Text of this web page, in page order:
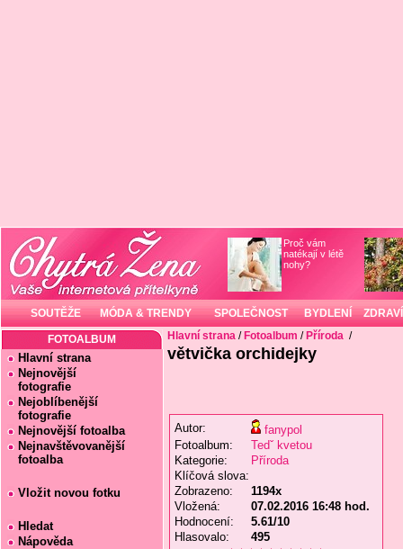
Proč vám
natékají v létě
nohy?
SOUTĚŽE MÓDA & TRENDY SPOLEČNOST BYDLENÍ ZDRAVÍ
FOTOALBUM
Hlavní strana
Nejnovější
fotografie
Nejoblíbenější
fotografie
Nejnovější fotoalba
Nejnavštěvovanější
fotoalba
Vložit novou fotku
Hledat
Nápověda
Hlavní strana / Fotoalbum / Příroda /
větvička orchidejky
Autor:
fanypol
Fotoalbum:
Tedˇ kvetou
Kategorie:
Příroda
Klíčová slova:
Zobrazeno:
1194x
Vložená:
07.02.2016 16:48 hod.
Hodnocení:
5.61/10
Hlasovalo:
495